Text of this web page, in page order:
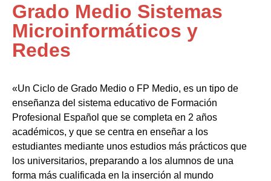
Grado Medio Sistemas
Microinformáticos y
Redes
«Un Ciclo de Grado Medio o FP Medio, es un tipo de
enseñanza del sistema educativo de Formación
Profesional Español que se completa en 2 años
académicos, y que se centra en enseñar a los
estudiantes mediante unos estudios más prácticos que
los universitarios, preparando a los alumnos de una
forma más cualificada en la inserción al mundo